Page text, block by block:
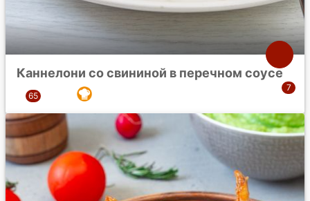
Каннелони со свининой в перечном соусе